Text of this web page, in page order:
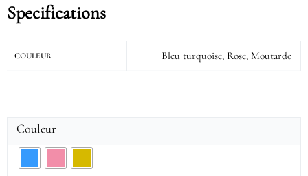
Specifications
COULEUR Bleu turquoise, Rose, Moutarde
Couleur